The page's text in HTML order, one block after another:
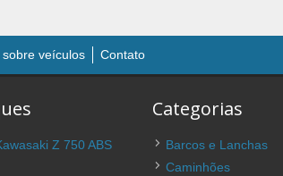
veículos Contato
Z 750 ABS
Categorias
Barcos e Lanchas
Caminhões